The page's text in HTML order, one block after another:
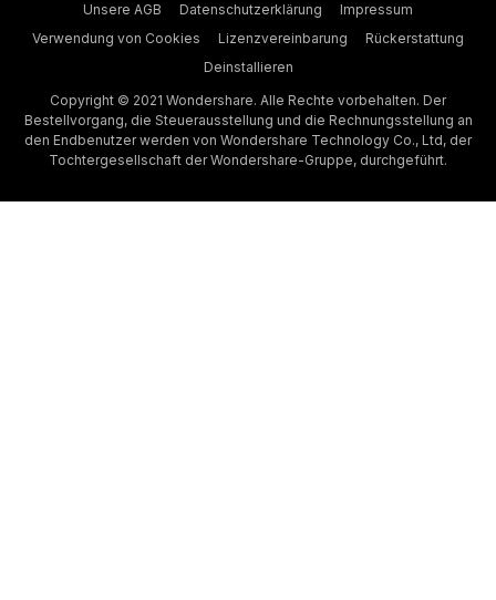
Unsere AGB Datenschutzerklärung
Impressum
Verwendung von Cookies
Lizenzvereinbarung
Rückerstattung
Deinstallieren
Copyright © 2021 Wondershare. Alle Rechte vorbehalten. Der
Bestellvorgang, die Steuerausstellung und die Rechnungsstellung an
den Endbenutzer werden von Wondershare Technology Co., Ltd, der
Tochtergesellschaft der Wondershare-Gruppe, durchgeführt.